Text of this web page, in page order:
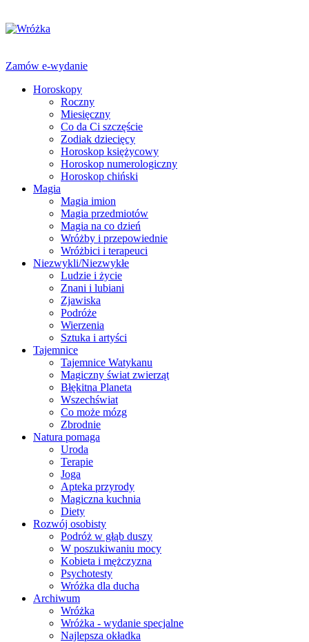
Zamów e-wydanie
Horoskopy
Roczny
Miesięczny
Co da Ci szczęście
Zodiak dziecięcy
Horoskop księżycowy
Horoskop numerologiczny
Horoskop chiński
Magia
Magia imion
Magia przedmiotów
Magia na co dzień
Wróżby i przepowiednie
Wróżbici i terapeuci
Niezwykli/Niezwykłe
Ludzie i życie
Znani i lubiani
Zjawiska
Podróże
Wierzenia
Sztuka i artyści
Tajemnice
Tajemnice Watykanu
Magiczny świat zwierząt
Błękitna Planeta
Wszechświat
Co może mózg
Zbrodnie
Natura pomaga
Uroda
Terapie
Joga
Apteka przyrody
Magiczna kuchnia
Diety
Rozwój osobisty
Podróż w głąb duszy
W poszukiwaniu mocy
Kobieta i mężczyzna
Psychotesty
Wróżka dla ducha
Archiwum
Wróżka
Wróżka - wydanie specjalne
Najlepsza okładka